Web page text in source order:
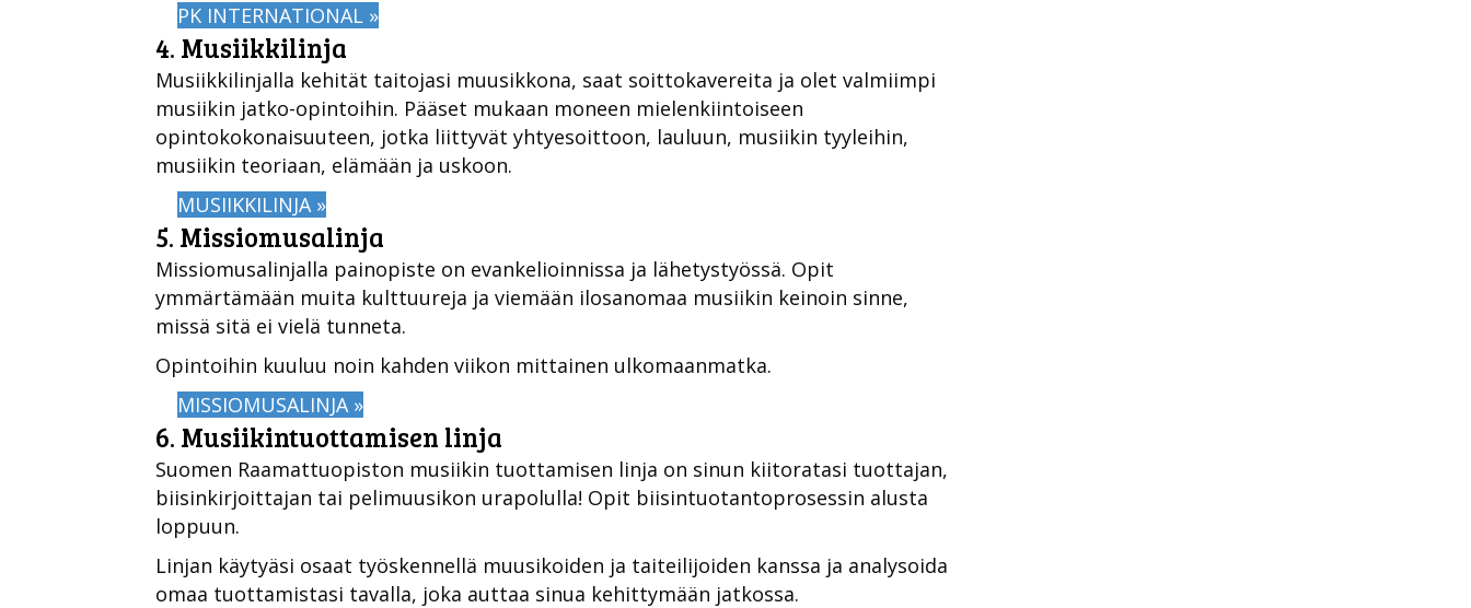
PK INTERNATIONAL »
4. Musiikkilinja
Musiikkilinjalla kehität taitojasi muusikkona, saat soittokavereita ja olet valmiimpi
musiikin jatko-opintoihin. Pääset mukaan moneen mielenkiintoiseen
opintokokonaisuuteen, jotka liittyvät yhtyesoittoon, lauluun, musiikin tyyleihin,
musiikin teoriaan, elämään ja uskoon.
MUSIIKKILINJA »
5. Missiomusalinja
Missiomusalinjalla painopiste on evankelioinnissa ja lähetystyössä. Opit
ymmärtämään muita kulttuureja ja viemään ilosanomaa musiikin keinoin sinne,
missä sitä ei vielä tunneta.
Opintoihin kuuluu noin kahden viikon mittainen ulkomaanmatka.
MISSIOMUSALINJA »
6. Musiikintuottamisen linja
Suomen Raamattuopiston musiikin tuottamisen linja on sinun kiitoratasi tuottajan,
biisinkirjoittajan tai pelimuusikon urapolulla! Opit biisintuotantoprosessin alusta
loppuun.
Linjan käytyäsi osaat työskennellä muusikoiden ja taiteilijoiden kanssa ja analysoida
omaa tuottamistasi tavalla, joka auttaa sinua kehittymään jatkossa.